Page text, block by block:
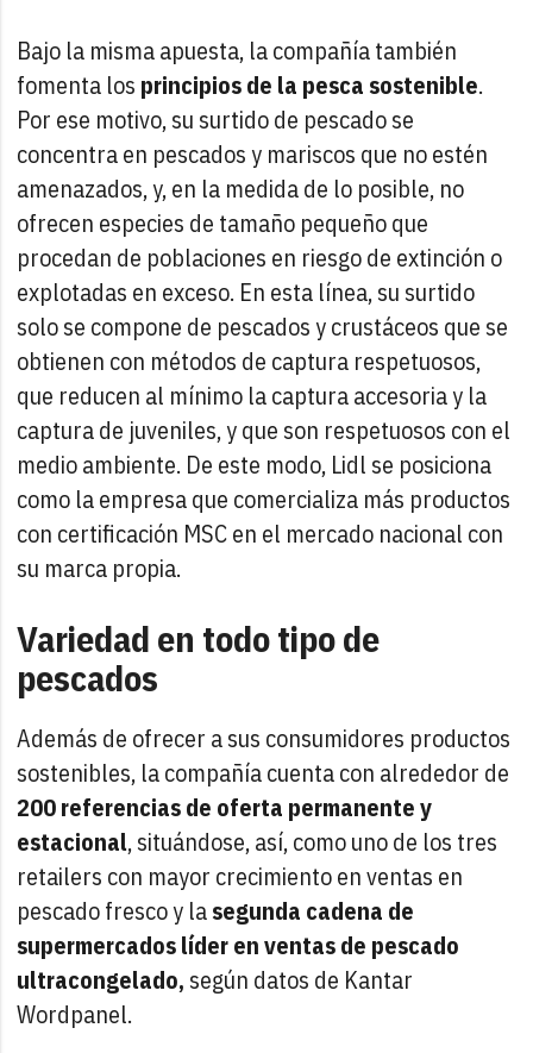
Bajo la misma apuesta, la compañía también
fomenta los principios de la pesca sostenible.
Por ese motivo, su surtido de pescado se
concentra en pescados y mariscos que no estén
amenazados, y, en la medida de lo posible, no
ofrecen especies de tamaño pequeño que
procedan de poblaciones en riesgo de extinción o
explotadas en exceso. En esta línea, su surtido
solo se compone de pescados y crustáceos que se
obtienen con métodos de captura respetuosos,
que reducen al mínimo la captura accesoria y la
captura de juveniles, y que son respetuosos con el
medio ambiente. De este modo, Lidl se posiciona
como la empresa que comercializa más productos
con certificación MSC en el mercado nacional con
su marca propia.
Variedad en todo tipo de
pescados
Además de ofrecer a sus consumidores productos
sostenibles, la compañía cuenta con alrededor de
200 referencias de oferta permanente y
estacional, situándose, así, como uno de los tres
retailers con mayor crecimiento en ventas en
pescado fresco y lasegunda cadena de
supermercados líder en ventas de pescado
ultracongelado, según datos de Kantar
Wordpanel.